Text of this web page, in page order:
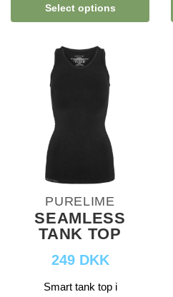
Select options
PURELIME
SEAMLESS
TANK TOP
249 DKK
Smart tank top i